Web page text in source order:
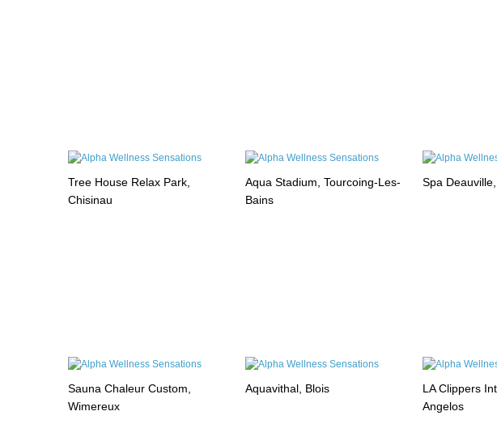
Tree House Relax Park,
Chisinau
Aqua Stadium, Tourcoing-Les-
Bains
Spa
Sauna Chaleur Custom,
Wimereux
Aquavithal, Blois
LA Clippers
Angelos